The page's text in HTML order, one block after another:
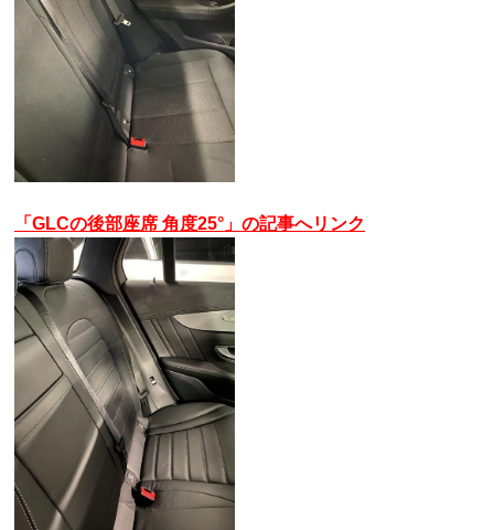
「GLCの後部座席 角度25°」の記事へリンク